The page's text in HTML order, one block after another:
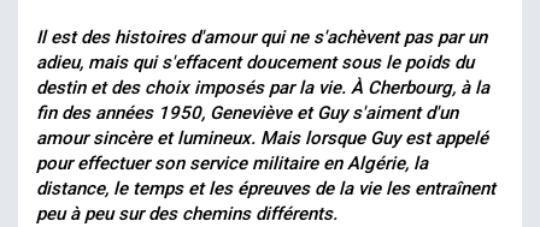
Il est des histoires d'amour qui ne s'achèvent pas par un
adieu, mais qui s'effacent doucement sous le poids du
destin et des choix imposés par la vie. À Cherbourg, à la
fin des années 1950, Geneviève et Guy s'aiment d'un
amour sincère et lumineux. Mais lorsque Guy est appelé
pour effectuer son service militaire en Algérie, la
distance, le temps et les épreuves de la vie les entraînent
peu à peu sur des chemins différents.